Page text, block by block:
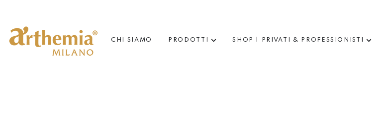
CHI SIAMO PRODOTTI SHOP | PRIVATI & PROFESSIONISTI